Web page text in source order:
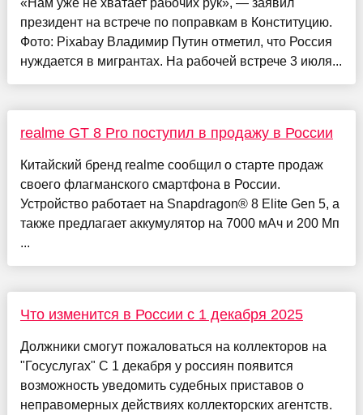
«Нам уже не хватает рабочих рук», — заявил
президент на встрече по поправкам в Конституцию.
Фото: Pixabay Владимир Путин отметил, что Россия
нуждается в мигрантах. На рабочей встрече 3 июля...
realme GT 8 Pro поступил в продажу в России
Китайский бренд realme сообщил о старте продаж
своего флагманского смартфона в России.
Устройство работает на Snapdragon® 8 Elite Gen 5, а
также предлагает аккумулятор на 7000 мАч и 200 Мп
...
Что изменится в России с 1 декабря 2025
Должники смогут пожаловаться на коллекторов на
"Госуслугах" С 1 декабря у россиян появится
возможность уведомить судебных приставов о
неправомерных действиях коллекторских агентств.